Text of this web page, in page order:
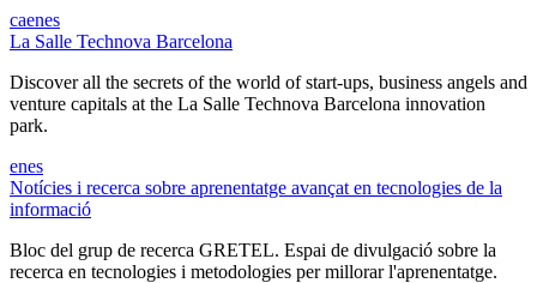
caenes
La Salle Technova Barcelona
Discover all the secrets of the world of start-ups, business angels and
venture capitals at the La Salle Technova Barcelona innovation
park.
enes
Notícies i recerca sobre aprenentatge avançat en tecnologies de la
informació
Bloc del grup de recerca GRETEL. Espai de divulgació sobre la
recerca en tecnologies i metodologies per millorar l'aprenentatge.